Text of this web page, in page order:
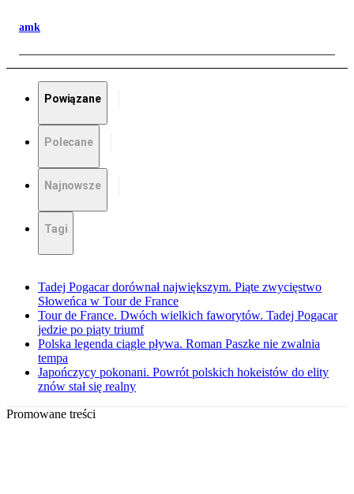
amk
Powiązane
Polecane
Najnowsze
Tagi
Tadej Pogacar dorównał największym. Piąte zwycięstwo
Słoweńca w Tour de France
Tour de France. Dwóch wielkich faworytów. Tadej Pogacar
jedzie po piąty triumf
Polska legenda ciągle pływa. Roman Paszke nie zwalnia
tempa
Japończycy pokonani. Powrót polskich hokeistów do elity
znów stał się realny
Promowane treści